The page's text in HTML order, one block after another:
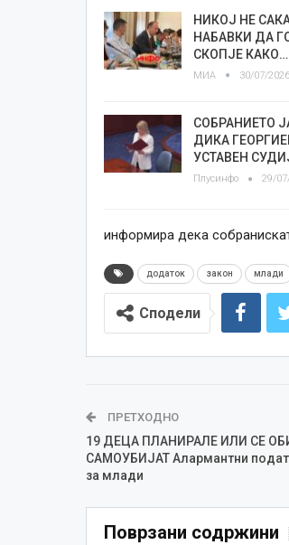
НИКОЈ НЕ
НАБАВКИ ДА
СКОПЈЕ КАКО…
МИА 30/07/2026
СОБРАНИЕТО
ДИКА
УСТАВЕН
Плусинфо 29/
информира дека
додаток закон млади
Сподели
ПРЕТХОДНО
19 ДЕЦА ПЛАНИРАЛЕ ИЛИ СЕ
САМОУБИЈАТ Алармантни
за млади
Поврзани содржини